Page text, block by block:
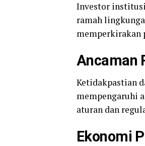
Investor
ramah
memperkirakan
Ancaman
Ketidakpastian
mempengaruhi
aturan dan
Ekonomi